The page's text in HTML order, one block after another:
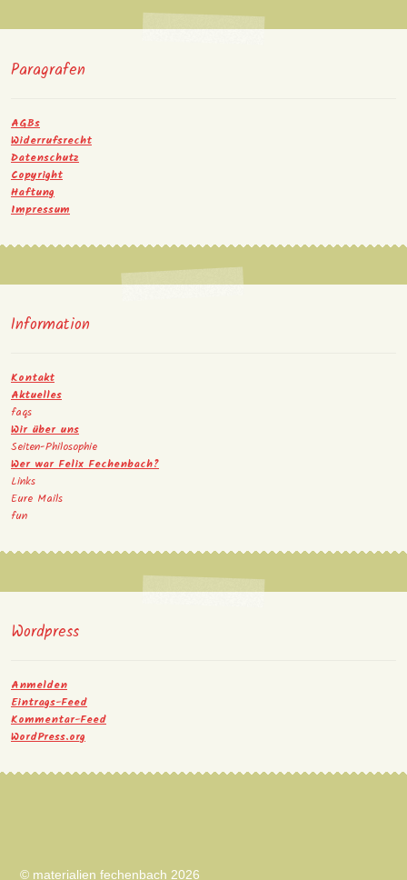
Paragrafen
AGBs
Widerrufsrecht
Datenschutz
Copyright
Haftung
Impressum
Information
Kontakt
Aktuelles
faqs
Wir über uns
Seiten-Philosophie
Wer war Felix Fechenbach?
Links
Eure Mails
fun
Wordpress
Anmelden
Eintrags-Feed
Kommentar-Feed
WordPress.org
© materialien fechenbach 2026